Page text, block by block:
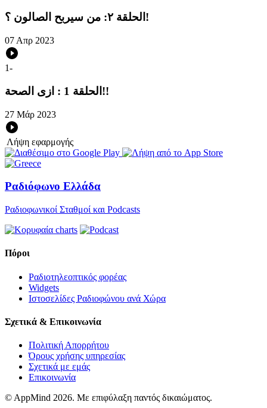
الحلقة ٢: من سيربح الصالون ؟!
07 Απρ 2023
1-
الحلقة 1 : ازى الصحة!!
27 Μάρ 2023
Λήψη εφαρμογής
Ραδιόφωνο Ελλάδα
Ραδιοφωνικοί Σταθμοί και Podcasts
Πόροι
Ραδιοτηλεοπτικός φορέας
Widgets
Ιστοσελίδες Ραδιοφώνου ανά Χώρα
Σχετικά & Επικοινωνία
Πολιτική Απορρήτου
Όρους χρήσης υπηρεσίας
Σχετικά με εμάς
Επικοινωνία
© AppMind 2026. Με επιφύλαξη παντός δικαιώματος.